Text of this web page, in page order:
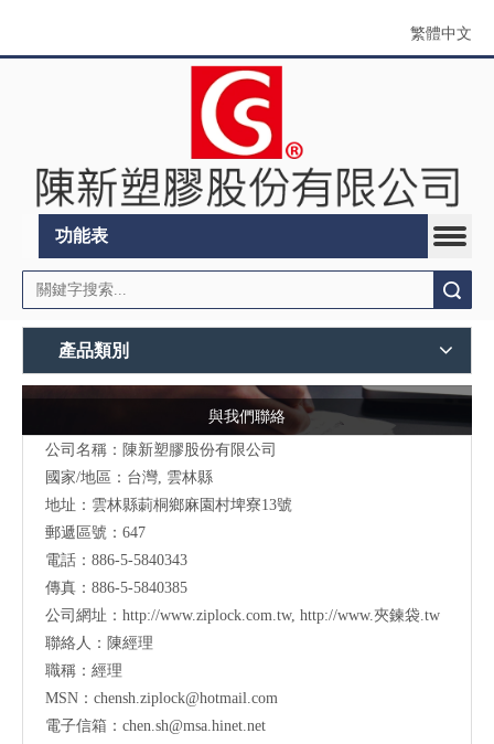
繁體中文
功能表
產品類別
與我們聯絡
公司名稱：陳新塑膠股份有限公司
國家/地區：台灣, 雲林縣
地址： 雲林縣莿桐鄉麻園村埤寮13號
郵遞區號：647
電話：886-5-5840343
傳真：886-5-5840385
公司網址： http://www.ziplock.com.tw, http://www.夾鍊袋.tw
聯絡人：陳經理
職稱：經理
MSN： chensh.ziplock@hotmail.com
電子信箱： chen.sh@msa.hinet.net